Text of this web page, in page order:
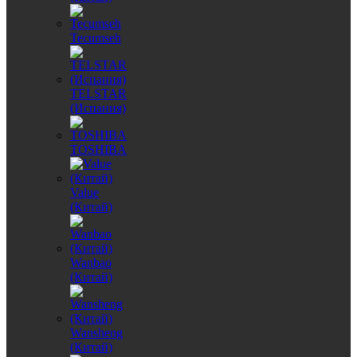
Tecumseh
TELSTAR
(Испания)
TOSHIBA
Value
(Китай)
Wanbao
(Китай)
Wansheng
(Китай)